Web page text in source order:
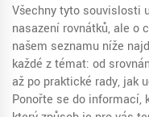
Všechny tyto souvislosti
nasazení rovnátků, ale o
našem seznamu níže
každé z témat: od
až po praktické rady, jak
Ponořte se do informací,